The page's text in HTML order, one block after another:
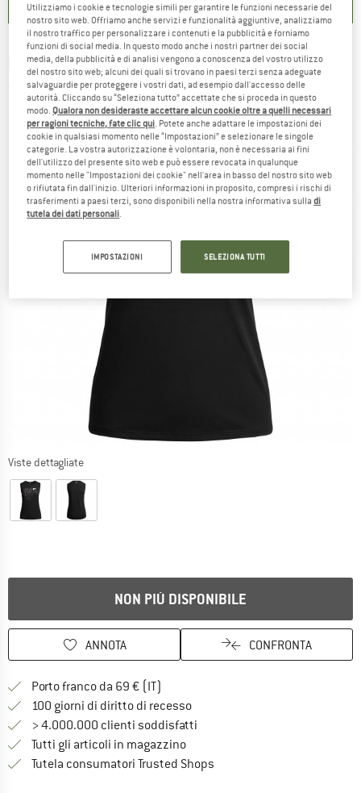
MARTINI -Women's Go.Strong - Canotta
(0)
Viste dettagliate
NON PIÙ DISPONIBILE
ANNOTA CONFRONTA
Porto franco da 69 € (IT)
100 giorni di diritto di recessoVai alla politica di recesso qui
> 4.000.000 clienti soddisfatti
Tutti gli articoli in magazzino
Tutela consumatori Trusted Shops
Utilizziamo i cookie e tecnologie simili per garantire le funzioni necessarie del
nostro sito web. Offriamo anche servizi e funzionalità aggiuntive, analizziamo
il nostro traffico per personalizzare i contenuti e la pubblicità e forniamo
funzioni di social media. In questo modo anche i nostri partner dei social
media, della pubblicità e di analisi vengono a conoscenza del vostro utilizzo
del nostro sito web; alcuni dei quali si trovano in paesi terzi senza adeguate
salvaguardie per proteggere i vostri dati, ad esempio dall'accesso delle
autorità. Cliccando su “Seleziona tutto” accettate che si proceda in questo
modo. Qualora non desideraste accettare alcun cookie oltre a quelli necessari
per ragioni tecniche, fate clic qui. Potete anche adattare le impostazioni dei
cookie in qualsiasi momento nelle “Impostazioni” e selezionare le singole
categorie. La vostra autorizzazione è volontaria, non è necessaria ai fini
dell'utilizzo del presente sito web e può essere revocata in qualunque
momento nelle "Impostazioni dei cookie" nell'area in basso del nostro sito web
o rifiutata fin dall'inizio. Ulteriori informazioni in proposito, compresi i rischi di
trasferimenti a paesi terzi, sono disponibili nella nostra informativa sulladi
tutela dei dati personali.
IMPOSTAZIONI SELEZIONA TUTTI